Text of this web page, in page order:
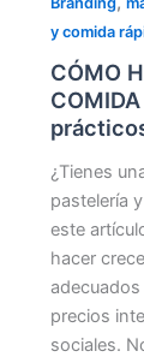
y comida
CÓMO
¿Tienes
pastelería
este
hacer
precios
sociales.